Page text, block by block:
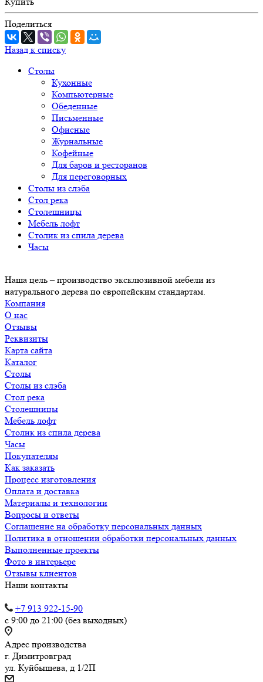
Поделиться
Назад к списку
Столы
Кухонные
Компьютерные
Обеденные
Письменные
Офисные
Журнальные
Кофейные
Для баров и ресторанов
Для переговорных
Столы из слэба
Стол река
Столешницы
Мебель лофт
Столик из спила дерева
Часы
Наша цель – производство эксклюзивной мебели из
натурального дерева по европейским стандартам.
Компания
О нас
Отзывы
Реквизиты
Карта сайта
Каталог
Столы
Столы из слэба
Стол река
Столешницы
Мебель лофт
Столик из спила дерева
Часы
Покупателям
Как заказать
Процесс изготовления
Оплата и доставка
Материалы и технологии
Вопросы и ответы
Соглашение на обработку персональных данных
Политика в отношении обработки персональных данных
Выполненные проекты
Фото в интерьере
Отзывы клиентов
Наши контакты
+7 913 922-15-90
с 9:00 до 21:00 (без выходных)
Адрес производства
г. Димитровград
ул. Куйбышева, д 1/2П